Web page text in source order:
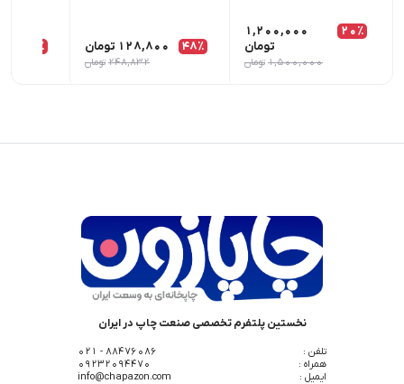
20٪
1,200,000
تومان
1,500,000 تومان
48٪ 128,800 تومان
248,832 تومان
8٪
نخستین پلتفرم تخصصی صنعت چاپ در ایران
تلفن :
88476086 - 021
همراه :
09232094470
ایمیل :
info@chapazon.com